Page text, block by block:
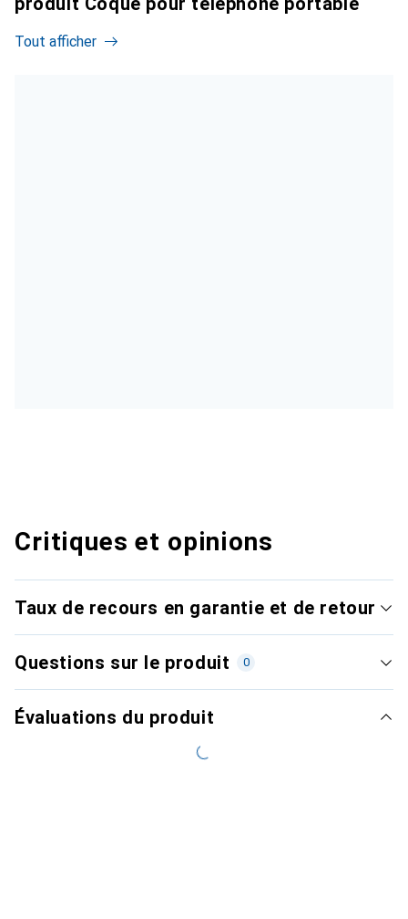
Tout afficher
Critiques et opinions
Taux de recours en garantie et de retour
Questions sur le produit 0
Évaluations du produit